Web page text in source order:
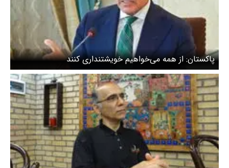
پاکستان: از همه می‌خواهیم خویشتنداری کنند